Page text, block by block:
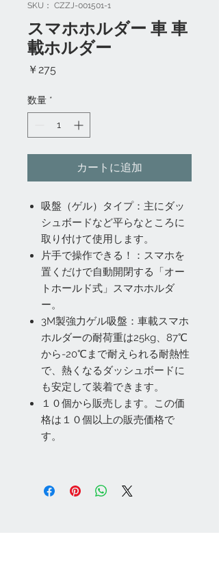
SKU： CZZJ-001501-1
スマホホルダー 車 車
載ホルダー
￥275
数量 *
カートに追加
吸盤（ゲル）タイプ：主にダッ
シュボードなど平らなところに
取り付けて使用します。
片手で操作できる！：スマホを
置くだけで自動開閉する「オー
トホールド式」スマホホルダ
ー。
3M製強力ゲル吸盤：車載スマホ
ホルダーの耐荷重は25kg、87℃
から-20℃まで耐えられる耐熱性
で、熱くなるダッシュボードに
も安定して装着できます。
１０個から販売します。この価
格は１０個以上の販売価格で
す。